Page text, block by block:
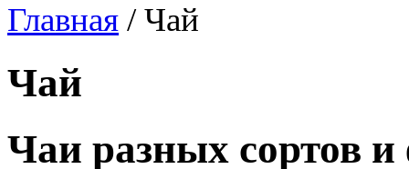
Главная /Чай
Чай
Чаи разных сортов и